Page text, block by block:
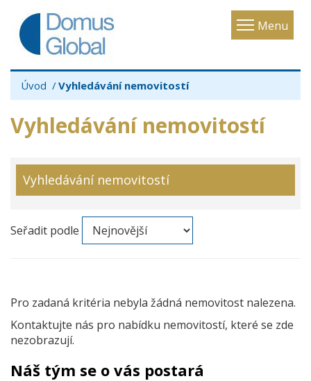
Menu
Toggle
Úvod Vyhledávání nemovitostí
Vyhledávání nemovitostí
Vyhledávání nemovitostí
Seřadit podle
Pro zadaná kritéria nebyla žádná nemovitost nalezena.
Kontaktujte nás pro nabídku nemovitostí, které se zde
nezobrazují.
Náš tým se o vás postará